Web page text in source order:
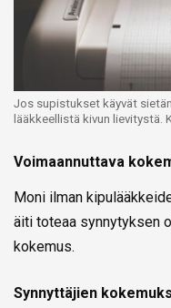
Jos supistukset käyvät
lääkkeellistä kivun lievitystä.
Voimaannuttava
Moni ilman
äiti toteaa synnytyksen
kokemus.
Synnyttäjien